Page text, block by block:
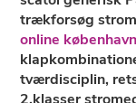
trækforsøg
online københavn
tværdisciplin,